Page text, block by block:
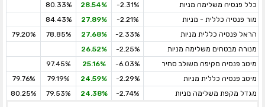
כלל פנסיה משלימה מניות
-2.31%
28.54%
80.33%
מור פנסיה כללית - מניות
-2.21%
27.89%
84.43%
הראל פנסיה כללית מניות
-2.33%
27.68%
78.85%
79.20%
מנורה מבטחים משלימה מניות
-2.25%
26.52%
מיטב פנסיה מקיפה משולב סחיר
-6.03%
25.16%
97.45%
מיטב פנסיה כללית מניות
-2.29%
24.59%
79.19%
79.76%
מגדל מקפת משלימה מניות
-2.74%
24.38%
79.53%
80.25%